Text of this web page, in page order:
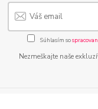
Súhlasím so
Nezmeškajte naše